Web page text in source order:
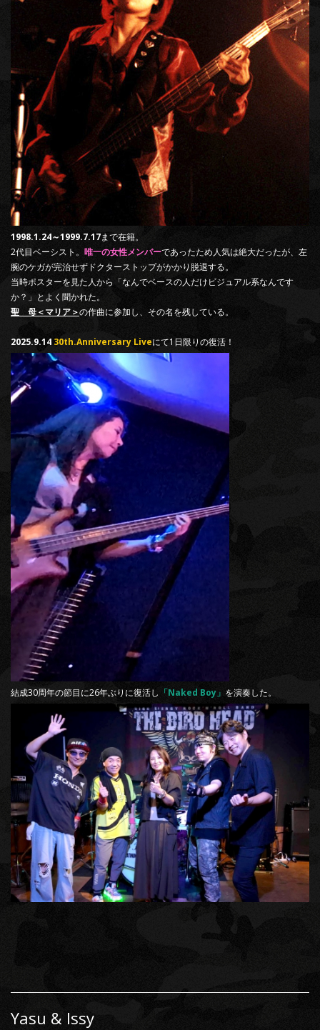
1998.1.24～1999.7.17まで在籍。
2代目ベーシスト。 唯一の女性メンバーであったため人気は絶大だったが、左
腕のケガが完治せずドクターストップがかかり脱退する。
当時ポスターを見た人から「なんでベースの人だけビジュアル系なんです
か？」とよく聞かれた。
聖 母＜マリア＞の作曲に参加し、その名を残している。
2025.9.14 30th.Anniversary Liveにて1日限りの復活！
結成30周年の節目に26年ぶりに復活し 「Naked Boy」 を演奏した。
Yasu & Issy